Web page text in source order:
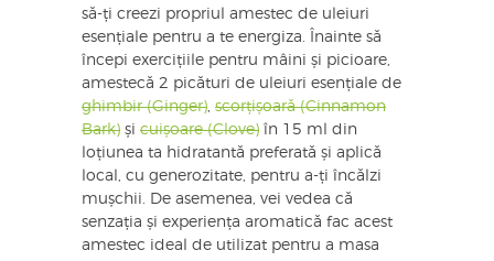
să-ți creezi propriul amestec de uleiuri
esențiale pentru a te energiza. Înainte să
începi exercițiile pentru mâini și picioare,
amestecă 2 picături de uleiuri esențiale de
ghimbir (Ginger) scorțișoară (Cinnamon
Bark) și cuișoare (Clove) în 15 ml din
loțiunea ta hidratantă preferată și aplică
local, cu generozitate, pentru a-ți încălzi
mușchii. De asemenea, vei vedea că
senzația și experiența aromatică fac acest
amestec ideal de utilizat pentru a masa